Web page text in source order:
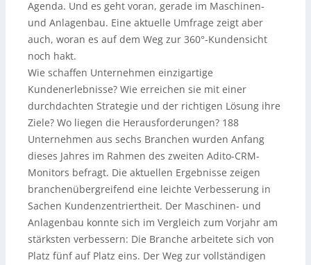
Agenda. Und es geht voran, gerade im Maschinen-
und Anlagenbau. Eine aktuelle Umfrage zeigt aber
auch, woran es auf dem Weg zur 360°-Kundensicht
noch hakt.
Wie schaffen Unternehmen einzigartige
Kundenerlebnisse? Wie erreichen sie mit einer
durchdachten Strategie und der richtigen Lösung ihre
Ziele? Wo liegen die Herausforderungen? 188
Unternehmen aus sechs Branchen wurden Anfang
dieses Jahres im Rahmen des zweiten Adito-CRM-
Monitors befragt. Die aktuellen Ergebnisse zeigen
branchenübergreifend eine leichte Verbesserung in
Sachen Kundenzentriertheit. Der Maschinen- und
Anlagenbau konnte sich im Vergleich zum Vorjahr am
stärksten verbessern: Die Branche arbeitete sich von
Platz fünf auf Platz eins. Der Weg zur vollständigen